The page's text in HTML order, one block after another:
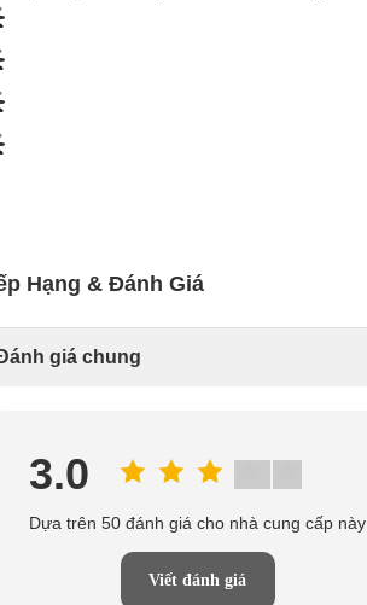
Hạng & Đánh Giá
giá chung
3.0
Dựa trên 50 đánh giá cho nhà cung cấp này
Viết đánh giá